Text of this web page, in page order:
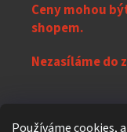
Používáme cookies,
Ceny mohou
shopem.
Nezasíláme do